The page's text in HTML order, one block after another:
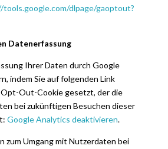
dlpage/gaoptout?
Datenerfassung
Ihrer Daten durch Google
indem Sie auf folgenden Link
Opt-Out-Cookie gesetzt, der die
bei zukünftigen Besuchen dieser
Google Analytics deaktivieren.
zum Umgang mit Nutzerdaten bei